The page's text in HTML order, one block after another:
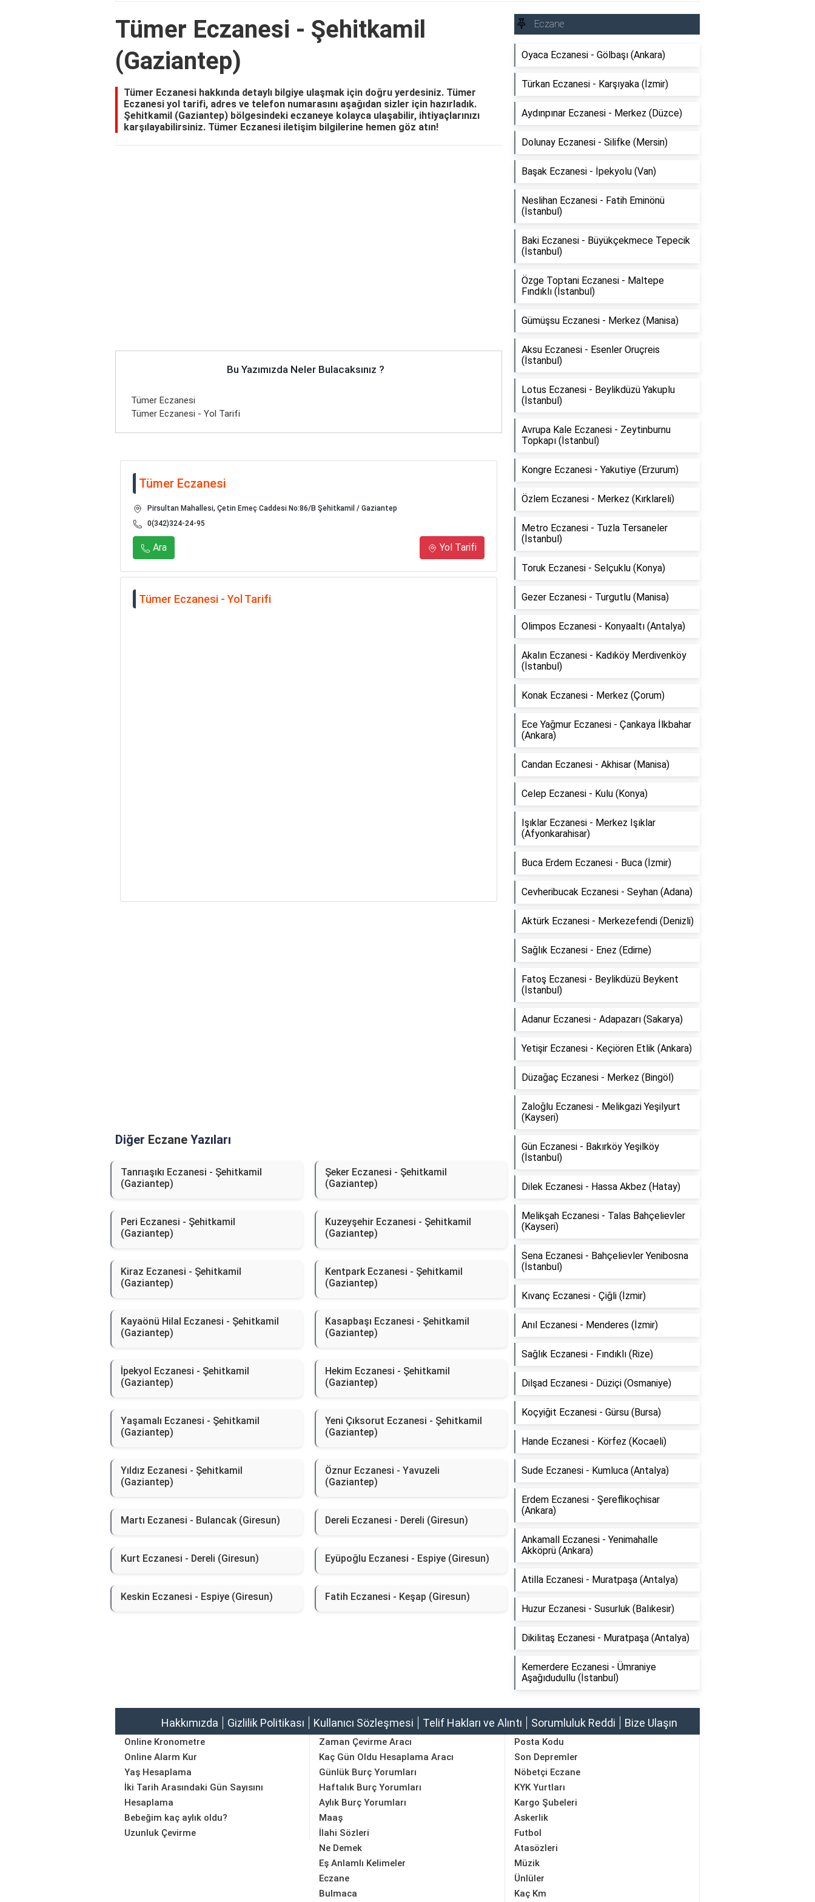
Tümer Eczanesi - Şehitkamil
(Gaziantep)
Tümer Eczanesi hakkında detaylı bilgiye ulaşmak için doğru yerdesiniz. Tümer
Eczanesi yol tarifi, adres ve telefon numarasını aşağıdan sizler için hazırladık.
Şehitkamil (Gaziantep) bölgesindeki eczaneye kolayca ulaşabilir, ihtiyaçlarınızı
karşılayabilirsiniz. Tümer Eczanesi iletişim bilgilerine hemen göz atın!
Bu Yazımızda Neler Bulacaksınız ?
Tümer Eczanesi
Tümer Eczanesi - Yol Tarifi
Tümer Eczanesi
Pirsultan Mahallesi, Çetin Emeç Caddesi No:86/B Şehitkamil / Gaziantep
0(342)324-24-95
Ara Yol Tarifi
Tümer Eczanesi - Yol Tarifi
Diğer Eczane Yazıları
Tanrıaşıkı Eczanesi - Şehitkamil
(Gaziantep)
Şeker Eczanesi - Şehitkamil
(Gaziantep)
Peri Eczanesi - Şehitkamil
(Gaziantep)
Kuzeyşehir Eczanesi - Şehitkamil
(Gaziantep)
Kiraz Eczanesi - Şehitkamil
(Gaziantep)
Kentpark Eczanesi - Şehitkamil
(Gaziantep)
Kayaönü Hilal Eczanesi - Şehitkamil
(Gaziantep)
Kasapbaşı Eczanesi - Şehitkamil
(Gaziantep)
İpekyol Eczanesi - Şehitkamil
(Gaziantep)
Hekim Eczanesi - Şehitkamil
(Gaziantep)
Yaşamalı Eczanesi - Şehitkamil
(Gaziantep)
Yeni Çıksorut Eczanesi - Şehitkamil
(Gaziantep)
Yıldız Eczanesi - Şehitkamil
(Gaziantep)
Öznur Eczanesi - Yavuzeli
(Gaziantep)
Martı Eczanesi - Bulancak (Giresun) Dereli Eczanesi - Dereli (Giresun)
Kurt Eczanesi - Dereli (Giresun) Eyüpoğlu Eczanesi - Espiye (Giresun)
Keskin Eczanesi - Espiye (Giresun) Fatih Eczanesi - Keşap (Giresun)
Eczane
Oyaca Eczanesi - Gölbaşı (Ankara)
Türkan Eczanesi - Karşıyaka (İzmir)
Aydınpınar Eczanesi - Merkez (Düzce)
Dolunay Eczanesi - Silifke (Mersin)
Başak Eczanesi - İpekyolu (Van)
Neslihan Eczanesi - Fatih Eminönü
(İstanbul)
Baki Eczanesi - Büyükçekmece Tepecik
(İstanbul)
Özge Toptani Eczanesi - Maltepe
Fındıklı (İstanbul)
Gümüşsu Eczanesi - Merkez (Manisa)
Aksu Eczanesi - Esenler Oruçreis
(İstanbul)
Lotus Eczanesi - Beylikdüzü Yakuplu
(İstanbul)
Avrupa Kale Eczanesi - Zeytinburnu
Topkapı (İstanbul)
Kongre Eczanesi - Yakutiye (Erzurum)
Özlem Eczanesi - Merkez (Kırklareli)
Metro Eczanesi - Tuzla Tersaneler
(İstanbul)
Toruk Eczanesi - Selçuklu (Konya)
Gezer Eczanesi - Turgutlu (Manisa)
Olimpos Eczanesi - Konyaaltı (Antalya)
Akalın Eczanesi - Kadıköy Merdivenköy
(İstanbul)
Konak Eczanesi - Merkez (Çorum)
Ece Yağmur Eczanesi - Çankaya İlkbahar
(Ankara)
Candan Eczanesi - Akhisar (Manisa)
Celep Eczanesi - Kulu (Konya)
Işıklar Eczanesi - Merkez Işıklar
(Afyonkarahisar)
Buca Erdem Eczanesi - Buca (İzmir)
Cevheribucak Eczanesi - Seyhan (Adana)
Aktürk Eczanesi - Merkezefendi (Denizli)
Sağlık Eczanesi - Enez (Edirne)
Fatoş Eczanesi - Beylikdüzü Beykent
(İstanbul)
Adanur Eczanesi - Adapazarı (Sakarya)
Yetişir Eczanesi - Keçiören Etlik (Ankara)
Düzağaç Eczanesi - Merkez (Bingöl)
Zaloğlu Eczanesi - Melikgazi Yeşilyurt
(Kayseri)
Gün Eczanesi - Bakırköy Yeşilköy
(İstanbul)
Dilek Eczanesi - Hassa Akbez (Hatay)
Melikşah Eczanesi - Talas Bahçelievler
(Kayseri)
Sena Eczanesi - Bahçelievler Yenibosna
(İstanbul)
Kıvanç Eczanesi - Çiğli (İzmir)
Anıl Eczanesi - Menderes (İzmir)
Sağlık Eczanesi - Fındıklı (Rize)
Dilşad Eczanesi - Düziçi (Osmaniye)
Koçyiğit Eczanesi - Gürsu (Bursa)
Hande Eczanesi - Körfez (Kocaeli)
Sude Eczanesi - Kumluca (Antalya)
Erdem Eczanesi - Şereflikoçhisar
(Ankara)
Ankamall Eczanesi - Yenimahalle
Akköprü (Ankara)
Atilla Eczanesi - Muratpaşa (Antalya)
Huzur Eczanesi - Susurluk (Balıkesir)
Dikilitaş Eczanesi - Muratpaşa (Antalya)
Kemerdere Eczanesi - Ümraniye
Aşağıdudullu (İstanbul)
Hakkımızda Gizlilik Politikası Kullanıcı Sözleşmesi Telif Hakları ve Alıntı Sorumluluk Reddi Bize Ulaşın
Online Kronometre
Online Alarm Kur
Yaş Hesaplama
İki Tarih Arasındaki Gün Sayısını
Hesaplama
Bebeğim kaç aylık oldu?
Uzunluk Çevirme
Zaman Çevirme Aracı
Kaç Gün Oldu Hesaplama Aracı
Günlük Burç Yorumları
Haftalık Burç Yorumları
Aylık Burç Yorumları
Maaş
Posta Kodu
Son Depremler
Nöbetçi Eczane
KYK Yurtları
Kargo Şubeleri
Askerlik
İlahi Sözleri
Ne Demek
Eş Anlamlı Kelimeler
Eczane
Bulmaca
Futbol
Atasözleri
Müzik
Ünlüler
Kaç Km